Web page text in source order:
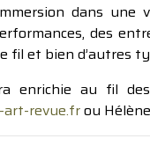
dans
des
fil et bien d’autres
enrichie au fil
art-revue.frou